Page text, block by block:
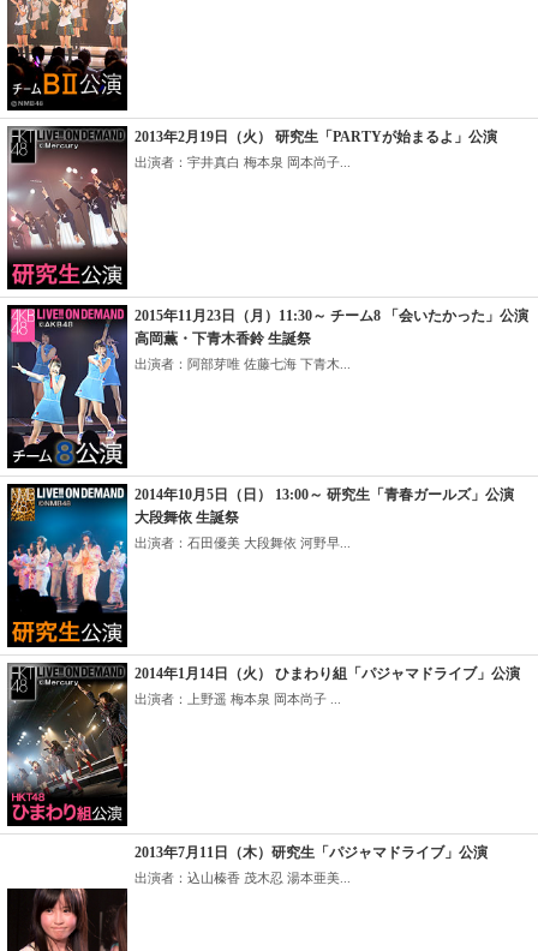
2013年2月19日（火） 研究生「PARTYが始まるよ」公演
出演者：宇井真白 梅本泉 岡本尚子...
2015年11月23日（月）11:30～ チーム8 「会いたかった」公演
高岡薫・下青木香鈴 生誕祭
出演者：阿部芽唯 佐藤七海 下青木...
2014年10月5日（日） 13:00～ 研究生「青春ガールズ」公演
大段舞依 生誕祭
出演者：石田優美 大段舞依 河野早...
2014年1月14日（火） ひまわり組「パジャマドライブ」公演
出演者：上野遥 梅本泉 岡本尚子 ...
2013年7月11日（木）研究生「パジャマドライブ」公演
出演者：込山榛香 茂木忍 湯本亜美...